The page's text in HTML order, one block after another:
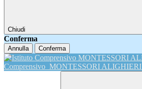
Chiudi
Conferma
Annulla Conferma
Comprensivo MONTESSORI ALIGHIERI